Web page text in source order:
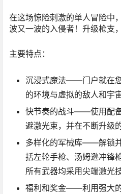
在这场惊险刺激的单人冒险中
波又一波的入侵者！升级枪支
主要特点：
沉浸式魔法——门户就在
的环境与虚拟的敌人和宇
快节奏的战斗——使用配备
避激光束，并在不断升级
多样化的军械库——解锁并
括左轮手枪、汤姆逊冲锋
所有武器均采用尖端激光
福利和奖金——利用强大的